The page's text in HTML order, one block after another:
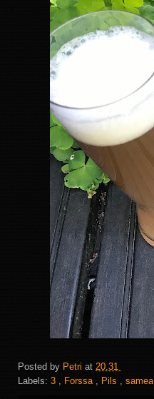
Posted by Petri at 20.31
Labels: 3 Forssa Pils samea